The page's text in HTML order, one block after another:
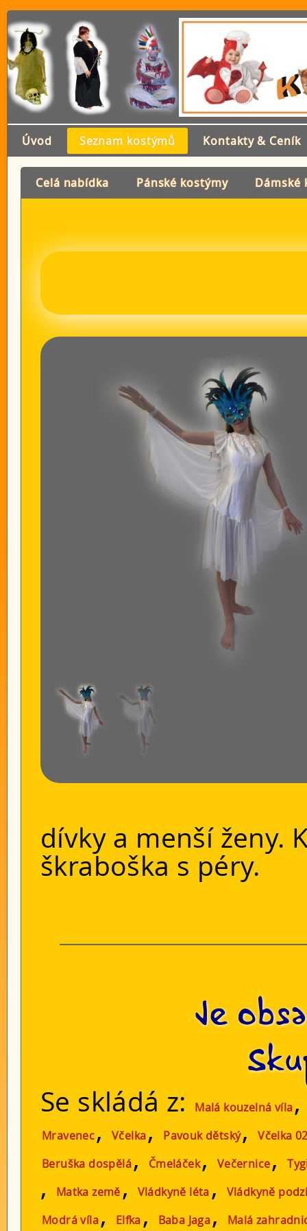
Úvod Seznam kostýmů Kontakty & Ceník
Celá nabídka Pánské kostýmy Dámské
dívky a menší ženy.
škraboška s péry.
Je
Se skládá z: Malá kouzelná víla
Mravenec, Včelka, Pavouk dětský,
Včelka
Beruška dospělá, Čmeláček, Večernice,
, Matka země , Vládkyně léta ,
Vládkyně
Modrá víla, Elfka , Baba Jaga, Malá